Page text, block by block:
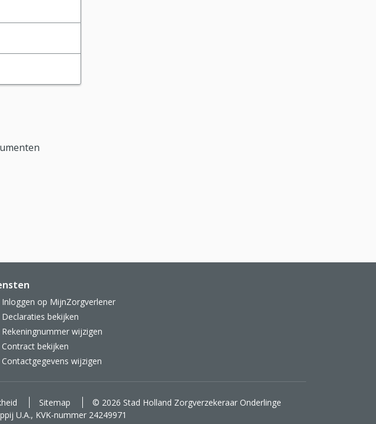
Inloggen op MijnZorgverlener
Declaraties bekijken
Rekeningnummer wijzigen
Contract bekijken
Contactgegevens wijzigen
Sitemap
© 2026 Stad Holland Zorgverzekeraar Onderlinge
U.A., KVK-nummer 24249971